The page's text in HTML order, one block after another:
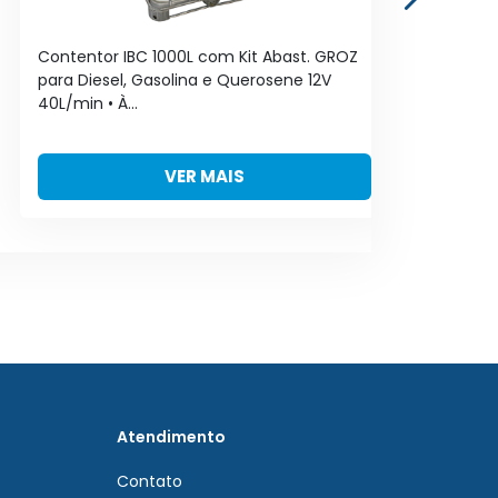
Contentor IBC 1000L com Kit Abast. GROZ
para Diesel, Gasolina e Querosene 12V
40L/min • À...
VER MAIS
Atendimento
Contato